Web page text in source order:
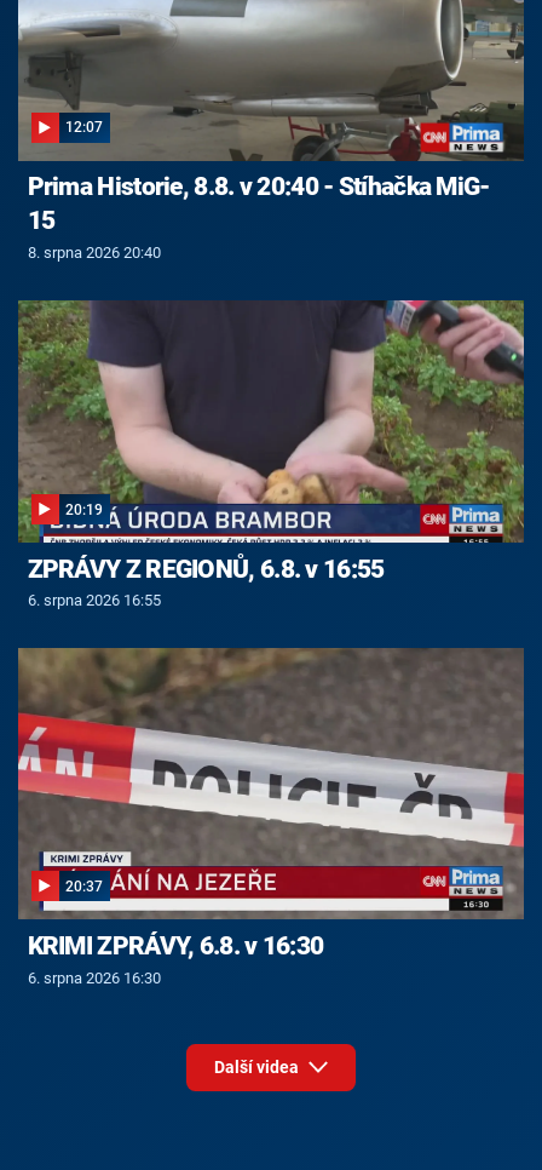
12:07
Prima Historie, 8.8. v 20:40 - Stíhačka MiG-
15
8. srpna 2026 20:40
20:19
ZPRÁVY Z REGIONŮ, 6.8. v 16:55
6. srpna 2026 16:55
20:37
KRIMI ZPRÁVY, 6.8. v 16:30
6. srpna 2026 16:30
Další videa